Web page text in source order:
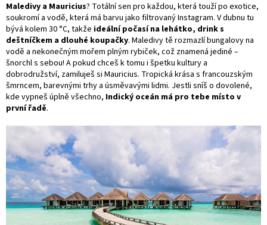
Maledivy a Mauricius? Totální sen pro každou, která touží po exotice,
soukromí a vodě, která má barvu jako filtrovaný Instagram. V dubnu tu
bývá kolem 30 °C, takže ideální počasí na lehátko, drink s
deštníčkem a dlouhé koupačky. Maledivy tě rozmazlí bungalovy na
vodě a nekonečným mořem plným rybiček, což znamená jediné –
šnorchl s sebou! A pokud chceš k tomu i špetku kultury a
dobrodružství, zamiluješ si Mauricius. Tropická krása s francouzským
šmrncem, barevnými trhy a úsměvavými lidmi. Jestli sníš o dovolené,
kde vypneš úplně všechno, Indický oceán má pro tebe místo v
první řadě.